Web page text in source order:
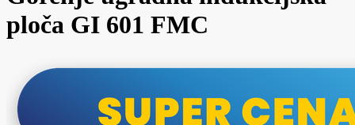
ploča GI 601 FMC